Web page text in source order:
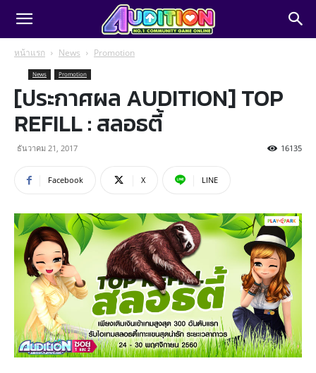
หน้าแรก News Promotion
News Promotion
[ประกาศผล AUDITION] TOP
REFILL : สลอธตี้
ธันวาคม 21, 2017 16135
Facebook X LINE